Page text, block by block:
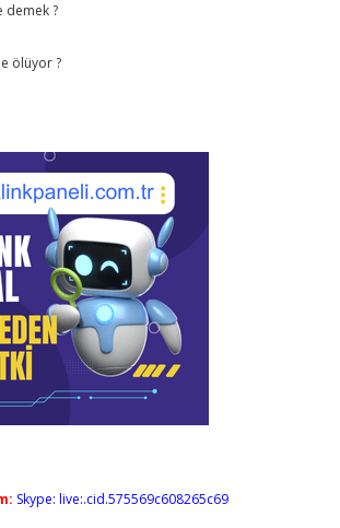
demek ?
ölüyor ?
Skype: live:.cid.575569c608265c69